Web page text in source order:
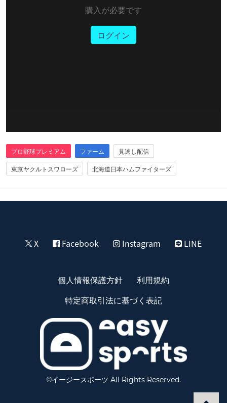
購入が必要です
ログイン
プロ野球プレミアム ファーム
見逃し配信
東京ヤクルトスワローズ
北海道日本ハムファイターズ
X Facebook Instagram LINE
個人情報保護方針
利用規約
特定商取引法に基づく表記
©イージースポーツ All Rights Reserved.